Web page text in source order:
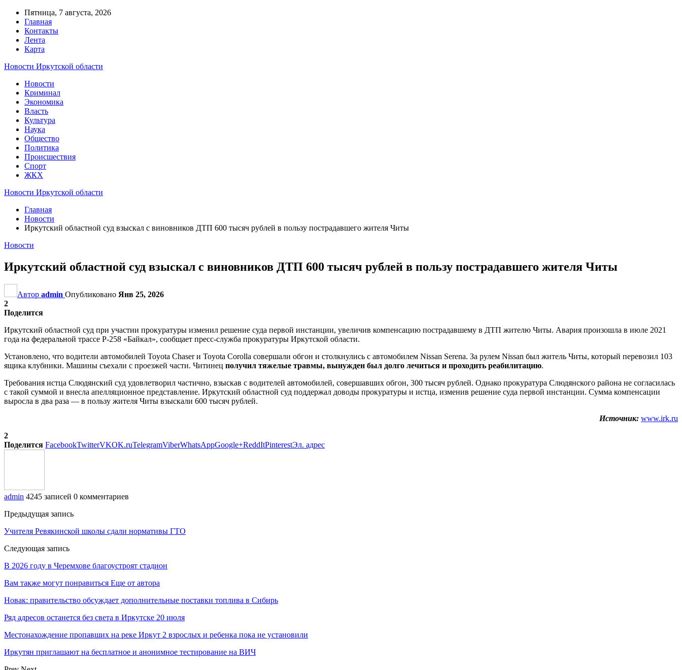
Пятница, 7 августа, 2026
Главная
Контакты
Лента
Карта
Новости Иркутской области
Новости
Криминал
Экономика
Власть
Культура
Наука
Общество
Политика
Происшествия
Спорт
ЖКХ
Новости Иркутской области
Главная
Новости
Иркутский областной суд взыскал с виновников ДТП 600 тысяч рублей в пользу пострадавшего жителя Читы
Новости
Иркутский областной суд взыскал с виновников ДТП 600 тысяч рублей в пользу пострадавшего жителя Читы
Автор admin Опубликовано Янв 25, 2026
2
Поделится
Иркутский областной суд при участии прокуратуры изменил решение суда первой инстанции, увеличив компенсацию пострадавшему в ДТП жителю Читы. Авария произошла в июле 2021
года на федеральной трассе Р-258 «Байкал», сообщает пресс-служба прокуратуры Иркутской области.
Установлено, что водители автомобилей Toyota Chaser и Toyota Corolla совершали обгон и столкнулись с автомобилем Nissan Serena. За рулем Nissan был житель Читы, который перевозил 103
ящика клубники. Машины съехали с проезжей части. Читинец получил тяжелые травмы, вынужден был долго лечиться и проходить реабилитацию.
Требования истца Слюдянский суд удовлетворил частично, взыскав с водителей автомобилей, совершавших обгон, 300 тысяч рублей. Однако прокуратура Слюдянского района не согласилась
с такой суммой и внесла апелляционное представление. Иркутский областной суд поддержал доводы прокуратуры и истца, изменив решение суда первой инстанции. Сумма компенсации
выросла в два раза — в пользу жителя Читы взыскали 600 тысяч рублей.
Источник: www.irk.ru
2
Поделится FacebookTwitterVKOK.ruTelegramViberWhatsAppGoogle+ReddItPinterestЭл. адрес
admin 4245 записей 0 комментариев
Предыдущая запись
Учителя Ревякинской школы сдали нормативы ГТО
Следующая запись
В 2026 году в Черемхове благоустроят стадион
Вам также могут понравиться Еще от автора
Новак: правительство обсуждает дополнительные поставки топлива в Сибирь
Ряд адресов останется без света в Иркутске 20 июля
Местонахождение пропавших на реке Иркут 2 взрослых и ребенка пока не установили
Иркутян приглашают на бесплатное и анонимное тестирование на ВИЧ